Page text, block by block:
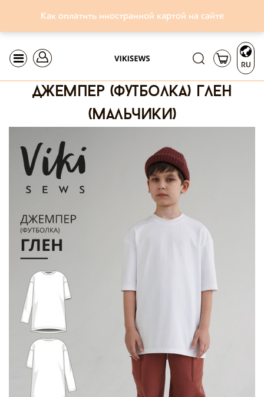
Как оплатить иностранной картой на сайте
RU
джемпер (футболка) глен
(мальчики)